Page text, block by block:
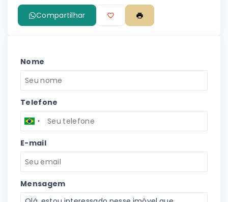
Compartilhar
Nome
Telefone
E-mail
Mensagem